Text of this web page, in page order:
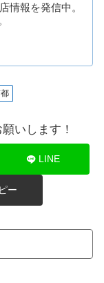
情報を発信中。
いします！
LINE
ー